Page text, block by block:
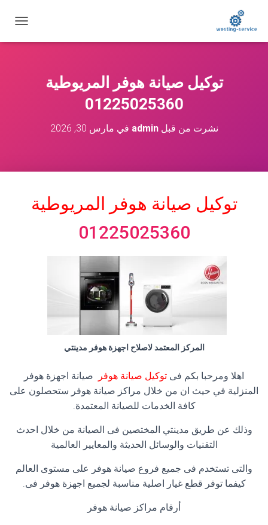
ب
توكيل صيانة هوفر المريوطية
01225025360
نشرت من قبلadmin في مارس 30, 2026
توكيل صيانة هوفر المريوطية
01225025360
المركز المعتمد لاصلاح اجهزة هوفر مدينتي
اهلا ومرحبا بكم فى توكيل صيانة هوفر صيانة اجهزة هوفر
المنزلية في حيث ان من خلال مراكز صيانة هوفر ستحصلون على
كافة الخدمات للصيانة المعتمدة.
وذلك عن طريق مدينتي المختصين فى الصيانة من خلال احدث
التقنيات والوسائل الحديثة والمعايير العالمية
والتى تستخدم فى جميع فروع صيانة هوفر على مستوى العالم
كيفما توفر قطع غيار اصلية مناسبة لجميع اجهزة هوفر فى.
أرقام مراكز صيانة هوفر